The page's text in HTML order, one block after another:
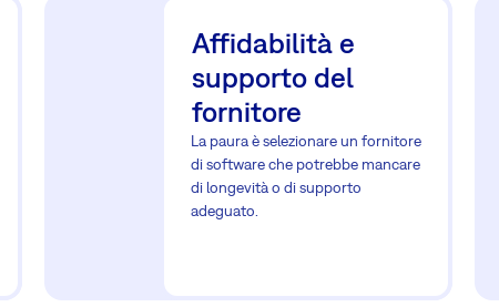
Affidabilità e
supporto del
fornitore
La paura è selezionare un fornitore
di software che potrebbe mancare
di longevità o di supporto
adeguato.